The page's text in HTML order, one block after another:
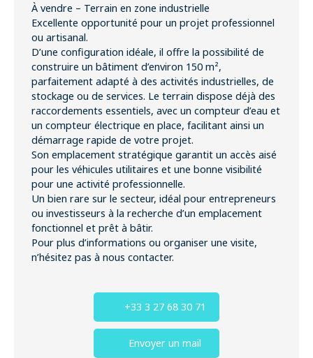
À vendre – Terrain en zone industrielle
Excellente opportunité pour un projet professionnel
ou artisanal.
D’une configuration idéale, il offre la possibilité de
construire un bâtiment d’environ 150 m²,
parfaitement adapté à des activités industrielles, de
stockage ou de services. Le terrain dispose déjà des
raccordements essentiels, avec un compteur d’eau et
un compteur électrique en place, facilitant ainsi un
démarrage rapide de votre projet.
Son emplacement stratégique garantit un accès aisé
pour les véhicules utilitaires et une bonne visibilité
pour une activité professionnelle.
Un bien rare sur le secteur, idéal pour entrepreneurs
ou investisseurs à la recherche d’un emplacement
fonctionnel et prêt à bâtir.
Pour plus d’informations ou organiser une visite,
n’hésitez pas à nous contacter.
+33 3 27 68 30 71
Envoyer un mail